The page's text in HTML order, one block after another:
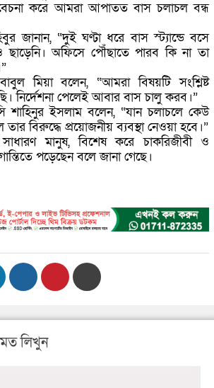
করে আমরা আপাতত বাস চলাচল বন্ধ
জানান, “দুই ঘণ্টা ধরে বাস স্ট্যান্ডে বসে
অফিসে পৌঁছাতে পারব কি না তা
মিয়া বলেন, “আমরা বিষয়টি সংশ্লিষ্ট
নির্দেশনা পেলেই আবার বাস চালু করব।”
শাহিনুর ইসলাম বলেন, “যান চলাচলে কেউ
তার বিরুদ্ধে প্রয়োজনীয় ব্যবস্থা নেওয়া হবে।”
মানুষ, বিশেষ করে চাকরিজীবী ও
পড়েছেন বলে জানা গেছে।
লিখুন